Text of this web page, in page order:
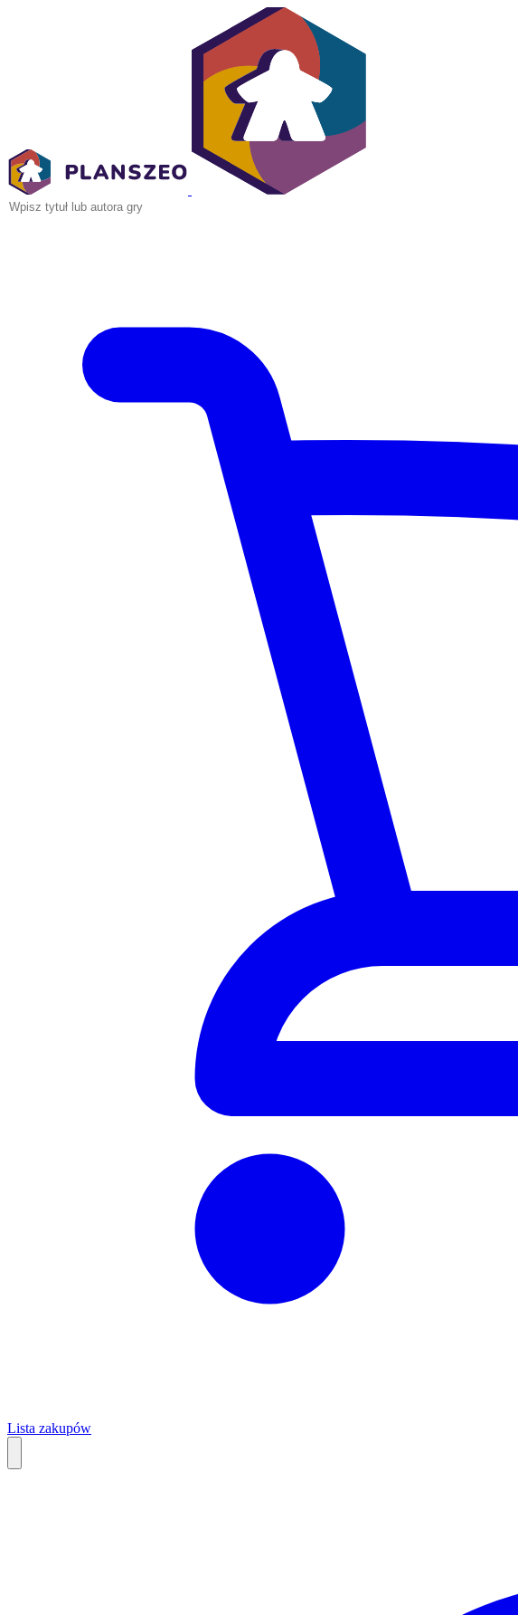
Lista zakupów